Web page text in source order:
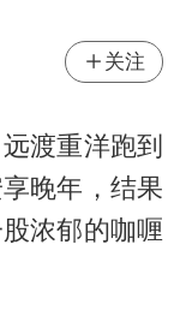
关注
渡重洋跑到
晚年，结果
浓郁的咖喱